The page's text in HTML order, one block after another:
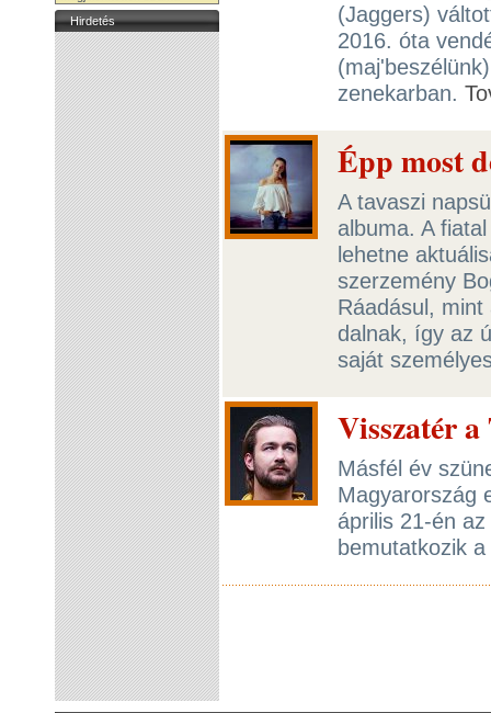
Hirdetés
(Jaggers)
2016. óta
zenekarban.
Épp most
A tavaszi
albuma. A
lehetne
szerzemény
Ráadásul,
dalnak, így az
saját
Visszatér
Másfél év
Magyarország
április 21-én
bemutatkozik